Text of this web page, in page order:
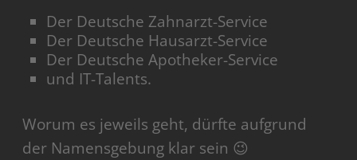
Der Deutsche Zahnarzt-Service
Der Deutsche Hausarzt-Service
Der Deutsche Apotheker-Service
und IT-Talents.
Worum es jeweils geht, dürfte aufgrund
der Namensgebung klar sein 😉